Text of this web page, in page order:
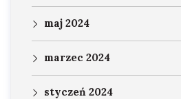
maj 2024
marzec 2024
styczeń 2024